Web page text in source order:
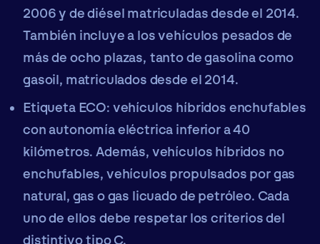
2006 y de diésel matriculadas desde el 2014.
También incluye a los vehículos pesados de
más de ocho plazas, tanto de gasolina como
gasoil, matriculados desde el 2014.
Etiqueta ECO: vehículos híbridos enchufables
con autonomía eléctrica inferior a 40
kilómetros. Además, vehículos híbridos no
enchufables, vehículos propulsados por gas
natural, gas o gas licuado de petróleo. Cada
uno de ellos debe respetar los criterios del
distintivo tipo C.